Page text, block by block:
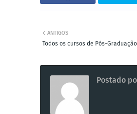
ANTIGOS
Todos os cursos de Pós-Graduação
Postado